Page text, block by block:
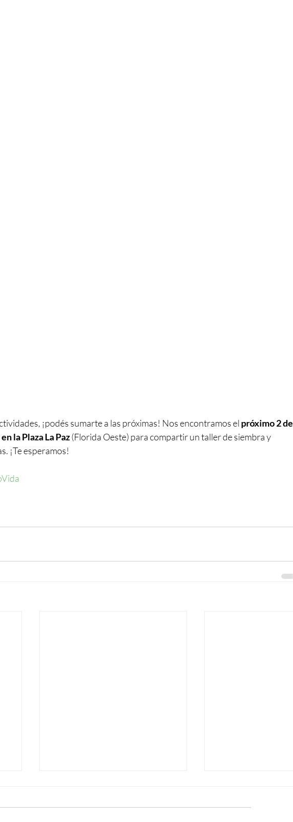
¡podés sumarte a las próximas! Nos encontramos el próximo 2 de
la Plaza La Paz (Florida Oeste) para compartir un taller de siembra y
¡Te esperamos!